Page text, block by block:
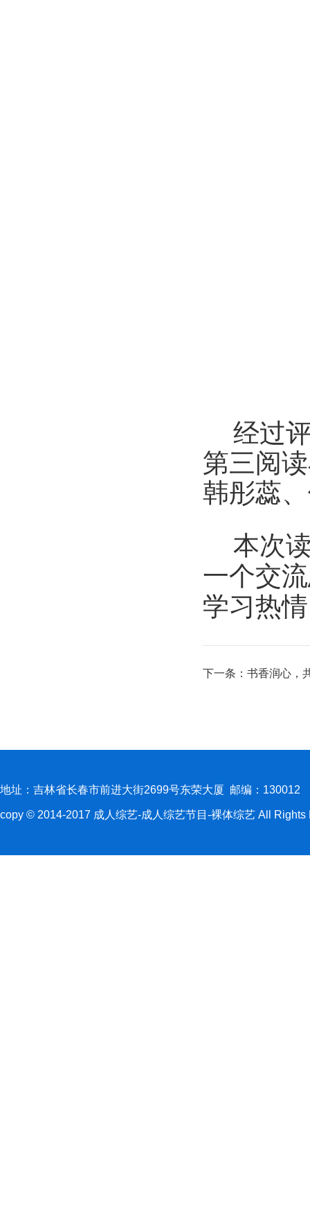
经过
第三阅
韩彤蕊
本次
一个交
学习热
下一条： 书香润心，
地址：吉林省长春市前进大街2699号东荣大厦 邮编：130012
copy © 2014-2017 成人综艺-成人综艺节目-裸体综艺 All Rights